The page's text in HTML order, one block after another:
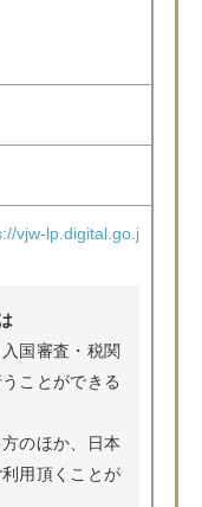
vjw-lp.digital.go.j
国審査・税関
ことができる
のほか、日本
用頂くことが